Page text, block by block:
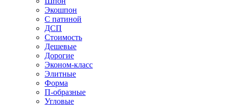
Экошпон
С патиной
ДСП
Стоимость
Дешевые
Дорогие
Эконом-класс
Элитные
Форма
П-образные
Угловые